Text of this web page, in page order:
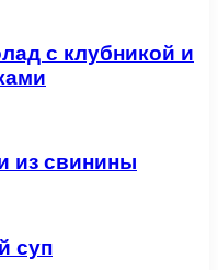
с клубникой и
из свинины
суп